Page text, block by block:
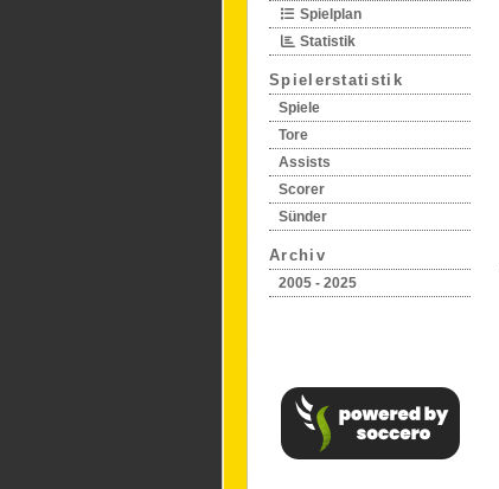
Spielplan
Statistik
Spielerstatistik
Spiele
Tore
Assists
Scorer
Sünder
Archiv
2005 - 2025